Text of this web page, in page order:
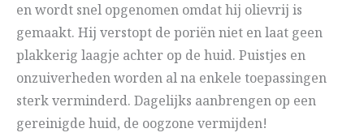
en wordt snel opgenomen omdat hij olievrij is
gemaakt. Hij verstopt de poriën niet en laat geen
plakkerig laagje achter op de huid. Puistjes en
onzuiverheden worden al na enkele toepassingen
sterk verminderd. Dagelijks aanbrengen op een
gereinigde huid, de oogzone vermijden!